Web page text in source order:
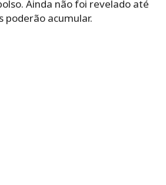
Ainda não foi revelado até
poderão acumular.